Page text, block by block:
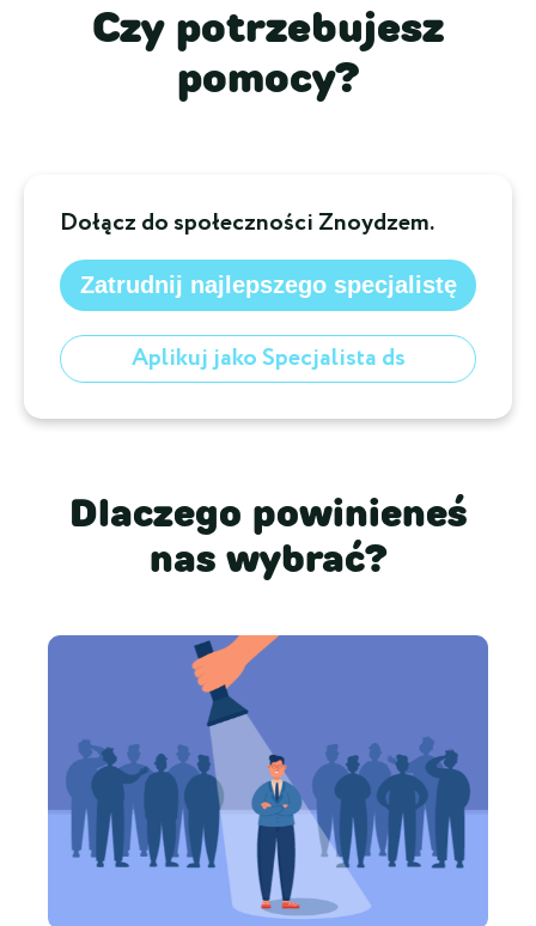
Czy potrzebujesz
pomocy?
Dołącz do społeczności Znoydzem.
Zatrudnij najlepszego specjalistę
Aplikuj jako Specjalista ds
Dlaczego powinieneś
nas wybrać?